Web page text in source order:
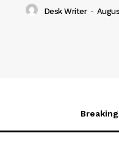
Desk Writer -
Breaking